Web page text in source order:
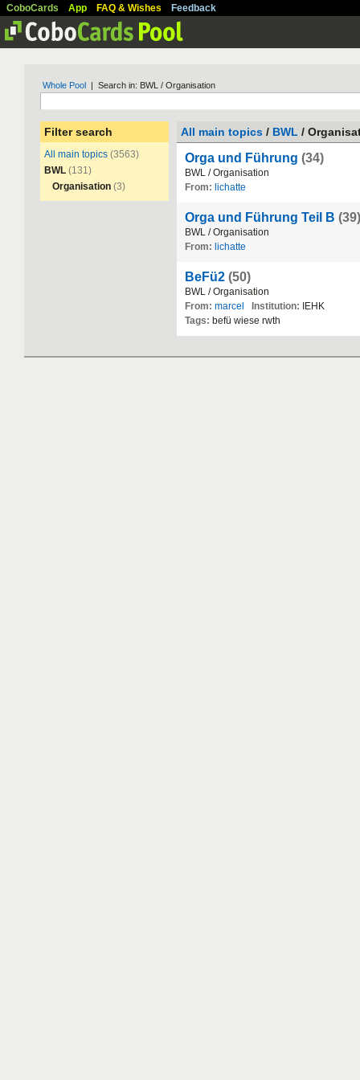
CoboCards App FAQ & Wishes Feedback
Whole Pool | Search in: BWL / Organisation
Filter search
All main topics (3563)
BWL (131)
Organisation (3)
All main topics / BWL /
Orga und Führung (34)
BWL /Organisation
From: lichatte
Orga und Führung Teil B (39)
BWL /Organisation
From: lichatte
BeFü2 (50)
BWL /Organisation
From: marcel Institution:
IEHK
Tags: befü wiese rwth